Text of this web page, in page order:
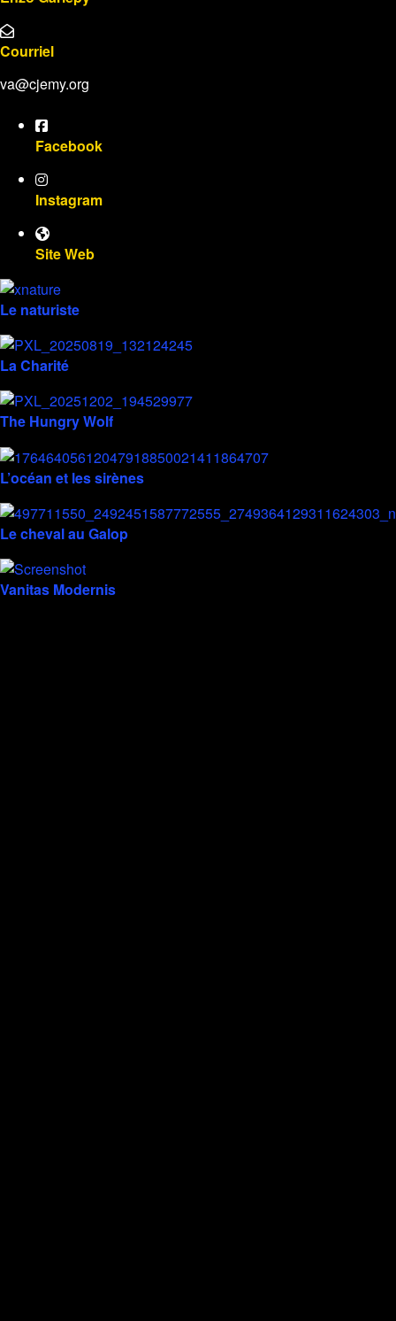
Courriel
va@cjemy.org
Facebook
Instagram
Site Web
Le naturiste
La Charité
The Hungry Wolf
L’océan et les sirènes
Le cheval au Galop
Vanitas Modernis